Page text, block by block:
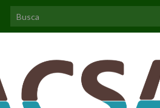
Search for: